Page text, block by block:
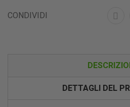
CONDIVIDI
DETTAGLI DEL